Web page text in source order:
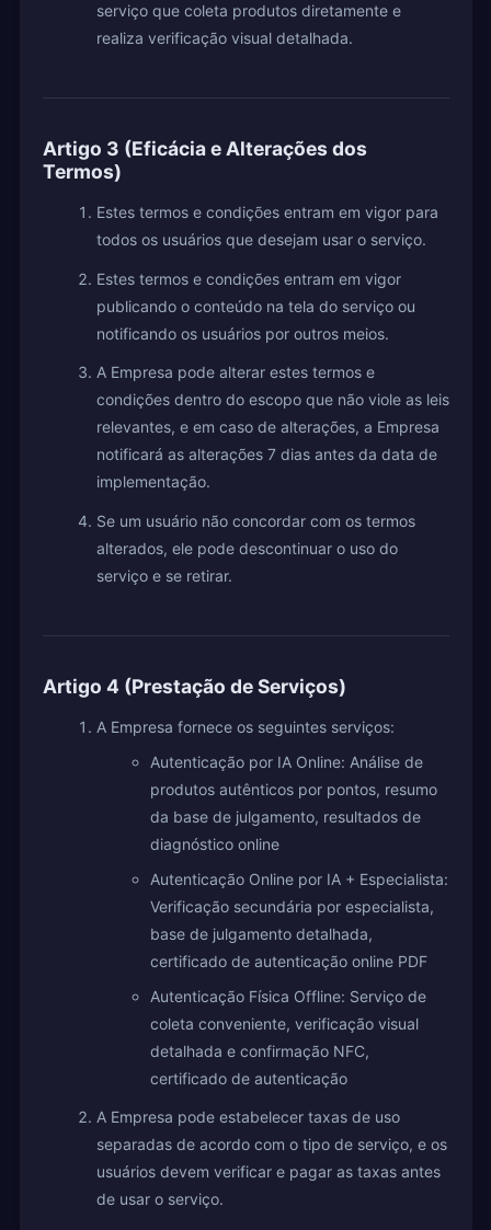
serviço que coleta produtos diretamente e
realiza verificação visual detalhada.
Artigo 3 (Eficácia e Alterações dos
Termos)
Estes termos e condições entram em vigor para
todos os usuários que desejam usar o serviço.
Estes termos e condições entram em vigor
publicando o conteúdo na tela do serviço ou
notificando os usuários por outros meios.
A Empresa pode alterar estes termos e
condições dentro do escopo que não viole as leis
relevantes, e em caso de alterações, a Empresa
notificará as alterações 7 dias antes da data de
implementação.
Se um usuário não concordar com os termos
alterados, ele pode descontinuar o uso do
serviço e se retirar.
Artigo 4 (Prestação de Serviços)
A Empresa fornece os seguintes serviços:
Autenticação por IA Online: Análise de
produtos autênticos por pontos, resumo
da base de julgamento, resultados de
diagnóstico online
Autenticação Online por IA + Especialista:
Verificação secundária por especialista,
base de julgamento detalhada,
certificado de autenticação online PDF
Autenticação Física Offline: Serviço de
coleta conveniente, verificação visual
detalhada e confirmação NFC,
certificado de autenticação
A Empresa pode estabelecer taxas de uso
separadas de acordo com o tipo de serviço, e os
usuários devem verificar e pagar as taxas antes
de usar o serviço.